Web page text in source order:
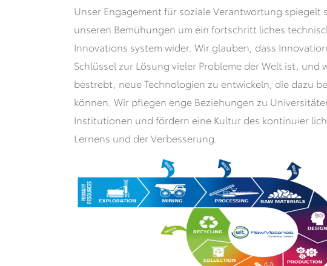
Unser Engagement für soziale Verantwortung spiegelt
unseren Bemühungen um ein fortschritt liches
Innovations system wider. Wir glauben, dass
Schlüssel zur Lösung vieler Probleme der Welt ist, und
bestrebt, neue Technologien zu entwickeln, die dazu
können. Wir pflegen enge Beziehungen zu
Institutionen und fördern eine Kultur des kontinuier
Lernens und der Verbesserung.